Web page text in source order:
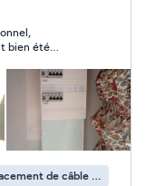
bien été
Remplacement de câble électrique